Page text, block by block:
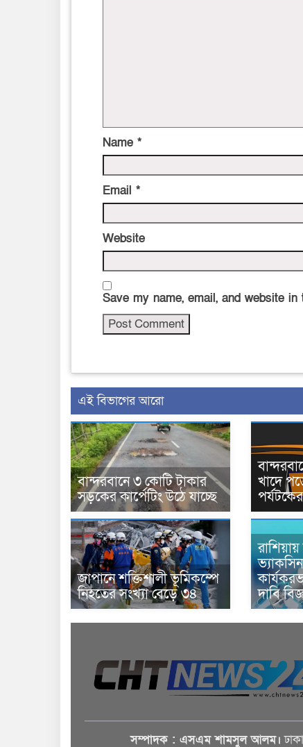
Name *
Email *
Website
Save my name, email, and website
এই বিভাগের আরো
বান্দরবানে ৩ কোটি টাকার
সড়কের কার্পেটিং উঠে যাচ্ছে
খাদে
পর্যটকের
জাপানে শক্তিশালী ভূমিকম্পে
নিহতের সংখ্যা বেড়ে ৩৪
দাবি
সম্পাদক : এসএম শামসুল আলম।